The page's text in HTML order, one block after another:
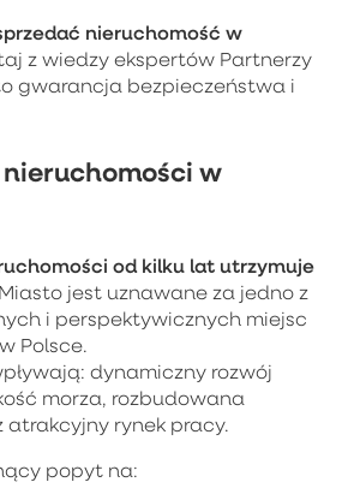
nieruchomość w
z wiedzy ekspertów Partnerzy
gwarancja bezpieczeństwa i
w
od kilku lat utrzymuje
jest uznawane za jedno z
i perspektywicznych miejsc
Polsce.
dynamiczny rozwój
morza, rozbudowana
rynek pracy.
popyt na: